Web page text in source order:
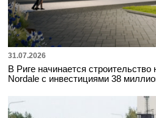
31.07.2026
В Риге начинается строительство
Nordale с инвестициями 38